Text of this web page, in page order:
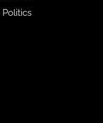
Politics